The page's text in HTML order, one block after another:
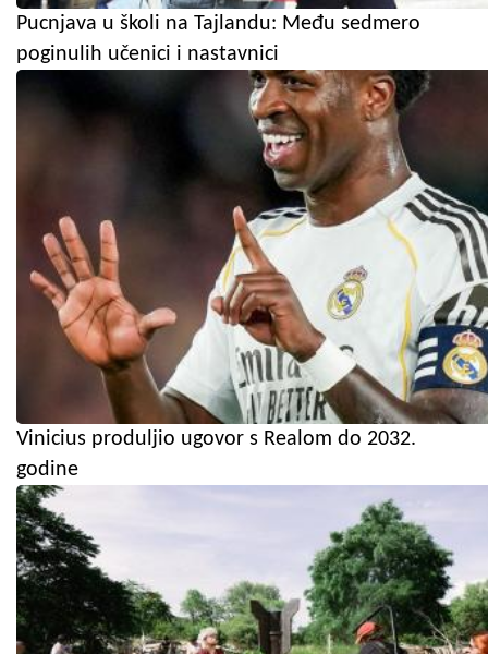
Pucnjava u školi na Tajlandu: Među sedmero
poginulih učenici i nastavnici
Vinicius produljio ugovor s Realom do 2032.
godine